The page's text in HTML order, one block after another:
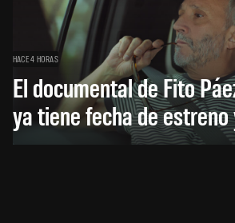
HACE 4 HORAS
El documental de Fito
ya tiene fecha de